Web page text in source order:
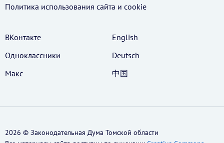
Политика использования cайта и cookie
ВКонтакте
Одноклассники
Макс
English
Deutsch
中国
2026 © Законодательная Дума Томской области